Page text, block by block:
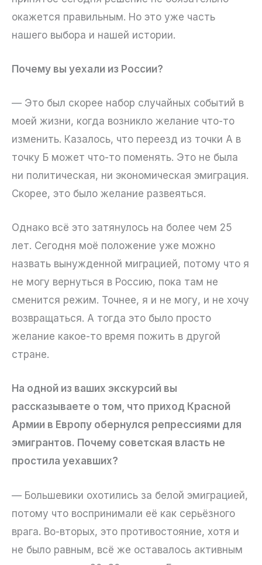
окажется правильным. Но это уже часть
нашего выбора и нашей истории.
Почему вы уехали из России?
— Это был скорее набор случайных событий в
моей жизни, когда возникло желание что-то
изменить. Казалось, что переезд из точки А в
точку Б может что-то поменять. Это не была
ни политическая, ни экономическая эмиграция.
Скорее, это было желание развеяться.
Однако всё это затянулось на более чем 25
лет. Сегодня моё положение уже можно
назвать вынужденной миграцией, потому что я
не могу вернуться в Россию, пока там не
сменится режим. Точнее, я и не могу, и не хочу
возвращаться. А тогда это было просто
желание какое-то время пожить в другой
стране.
На одной из ваших экскурсий вы
рассказываете о том, что приход Красной
Армии в Европу обернулся репрессиями для
эмигрантов. Почему советская власть не
простила уехавших?
— Большевики охотились за белой эмиграцией,
потому что воспринимали её как серьёзного
врага. Во-вторых, это противостояние, хотя и
не было равным, всё же оставалось активным